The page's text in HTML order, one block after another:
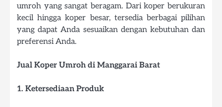
umroh yang sangat beragam. Dari koper berukuran
kecil hingga koper besar, tersedia berbagai pilihan
yang dapat Anda sesuaikan dengan kebutuhan dan
preferensi Anda.
Jual Koper Umroh di Manggarai Barat
1. Ketersediaan Produk